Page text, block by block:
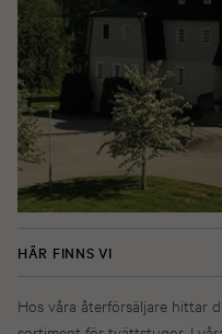
HÄR FINNS VI
Hos våra återförsäljare hittar